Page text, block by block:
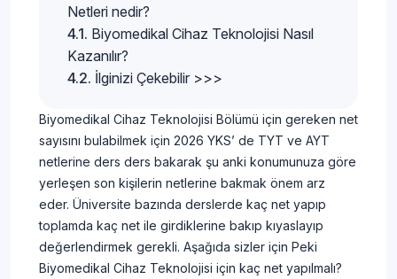
Netleri nedir?
Biyomedikal Cihaz Teknolojisi Nasıl
Kazanılır?
İlginizi Çekebilir >>>
Biyomedikal Cihaz Teknolojisi Bölümü için gereken net
sayısını bulabilmek için 2026 YKS’ de TYT ve AYT
netlerine ders ders bakarak şu anki konumunuza göre
yerleşen son kişilerin netlerine bakmak önem arz
eder. Üniversite bazında derslerde kaç net yapıp
toplamda kaç net ile girdiklerine bakıp kıyaslayıp
değerlendirmek gerekli. Aşağıda sizler için Peki
Biyomedikal Cihaz Teknolojisi için kaç net yapılmalı?